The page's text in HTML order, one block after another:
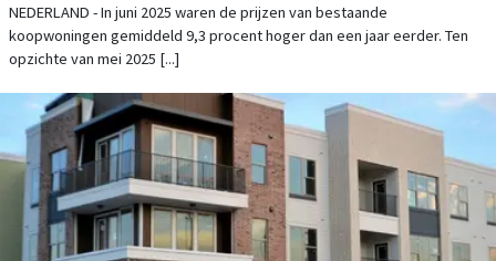
NEDERLAND - In juni 2025 waren de prijzen van bestaande
koopwoningen gemiddeld 9,3 procent hoger dan een jaar eerder. Ten
opzichte van mei 2025 [...]